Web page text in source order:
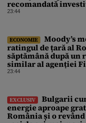
recomandată
un răgaz, dar în
23:44
ECONOMIE
Moody’s
ratingul de țară al
săptămână după un
similar al agenției
unui guvern cu
23:44
EXCLUSIV
Bulgarii
energie aproape
România și o